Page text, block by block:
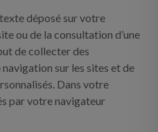
déposé sur votre
ou de la consultation d’une
de collecter des
sur les sites et de
Dans votre
par votre navigateur